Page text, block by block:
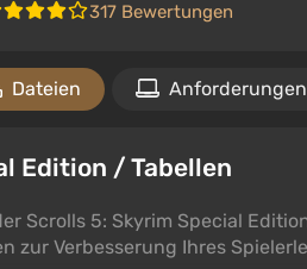
317 Bewertungen
Dateien Anforderungen
Edition / Tabellen
Scrolls 5: Skyrim Special
zur Verbesserung Ihres